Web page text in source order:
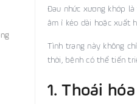
Đau nhức xương khớp
âm ỉ kéo dài hoặc xuất
Tình trạng này không
thời, bệnh có thể tiến
1. Thoái